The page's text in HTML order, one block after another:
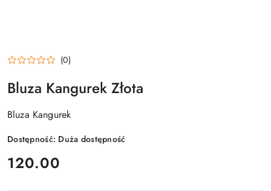
(0)
Bluza Kangurek Złota
Bluza Kangurek
Dostępność: Duża dostępność
cena:
120.00